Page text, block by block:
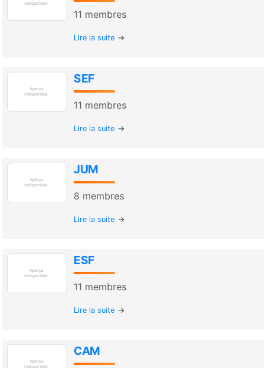
11 membres
Lire la suite
SEF
11 membres
Lire la suite
JUM
8 membres
Lire la suite
ESF
11 membres
Lire la suite
CAM